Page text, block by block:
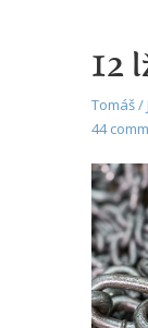
12
Tomáš /
44